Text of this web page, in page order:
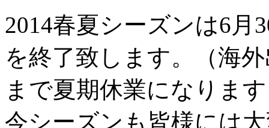
2014春夏シーズンは6月
を終了致します。（海
まで夏期休業になりま
今シーズンも皆様には